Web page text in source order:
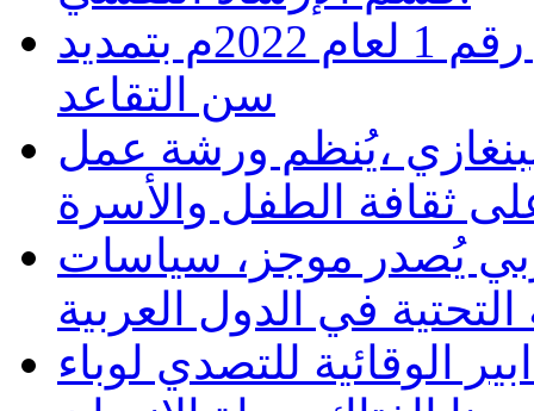
ليبيا: مجلس النواب يصدر قرار رقم 1 لعام 2022م بتمديد
سن التقاعد
،يُنظم ورشة عمل
يُصدر موجز، سياسات
الوقائية للتصدي لوباء